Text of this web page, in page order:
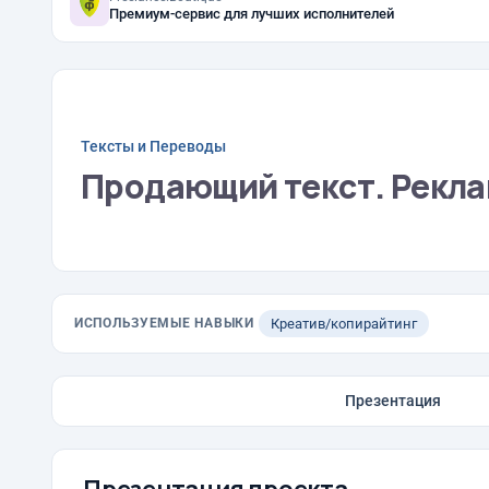
Премиум-сервис для лучших исполнителей
Тексты и Переводы
Продающий текст.
ИСПОЛЬЗУЕМЫЕ НАВЫКИ Креатив/копирайтинг
Презентация